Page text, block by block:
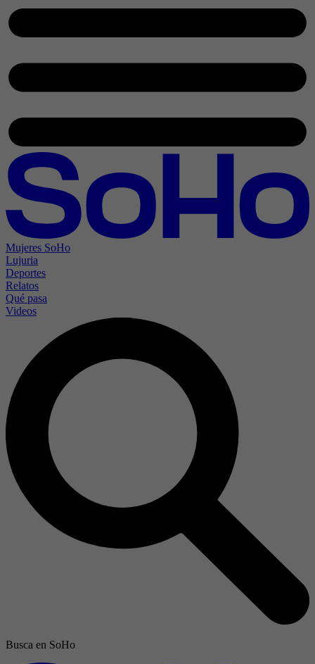
Mujeres SoHo
Lujuria
Deportes
Relatos
Qué pasa
Videos
Busca en SoHo